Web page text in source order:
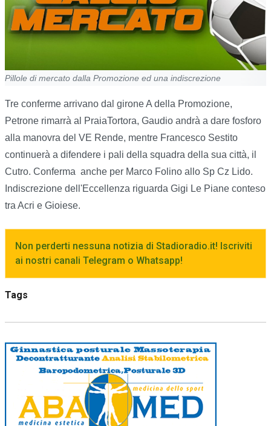
Pillole di mercato dalla Promozione ed una indiscrezione
Tre conferme arrivano dal girone A della Promozione,
Petrone rimarrà al PraiaTortora, Gaudio andrà a dare fosforo
alla manovra del VE Rende, mentre Francesco Sestito
continuerà a difendere i pali della squadra della sua città, il
Cutro. Conferma anche per Marco Folino allo Sp Cz Lido.
Indiscrezione dell'Eccellenza riguarda Gigi Le Piane conteso
tra Acri e Gioiese.
Non perderti nessuna notizia di Stadioradio.it! Iscriviti
ai nostri canali Telegram o Whatsapp!
Tags